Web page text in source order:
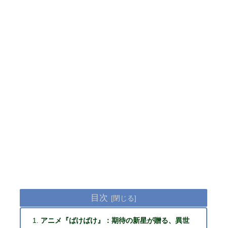
目次
アニメ『ばけばけ』：期待の新星が贈る、異世